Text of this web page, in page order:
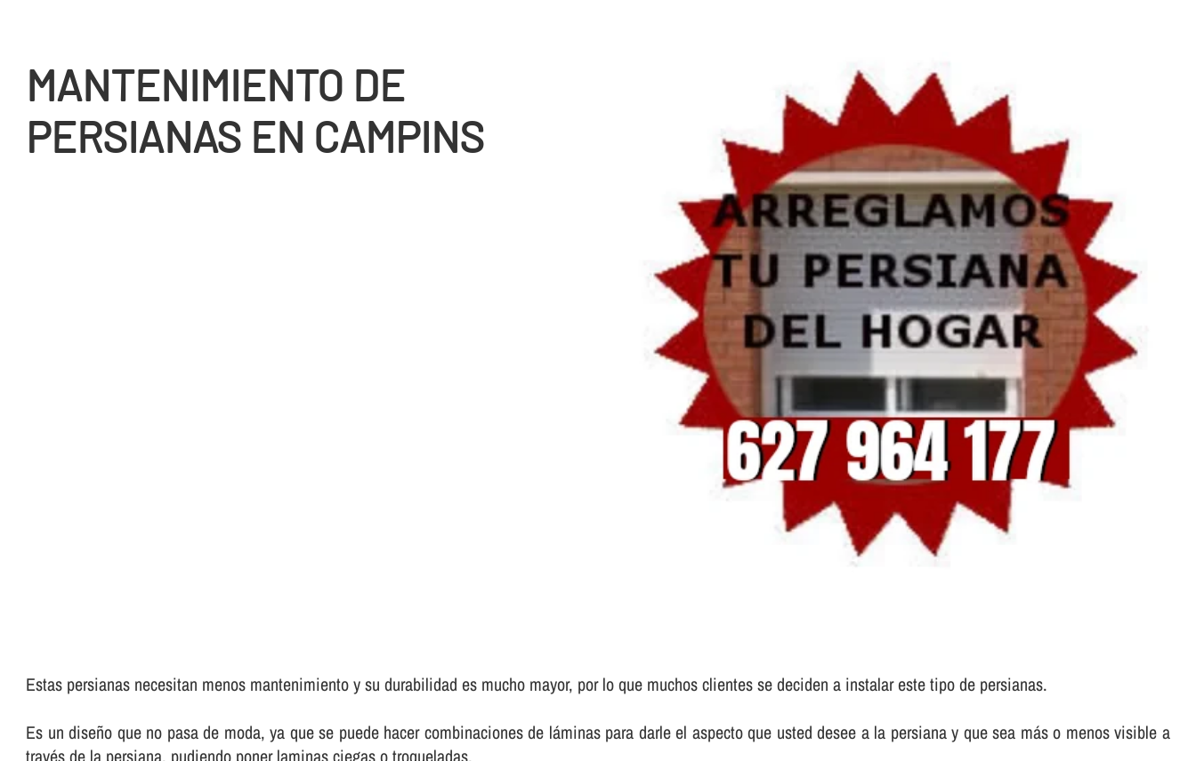
MANTENIMIENTO DE
PERSIANAS EN CAMPINS
Estas persianas necesitan menos mantenimiento y su durabilidad es mucho mayor, por lo que muchos clientes se deciden a instalar este tipo de persianas.
Es un diseño que no pasa de moda, ya que se puede hacer combinaciones de láminas para darle el aspecto que usted desee a la persiana y que sea más o menos visible a
través de la persiana, pudiendo poner laminas ciegas o troqueladas.